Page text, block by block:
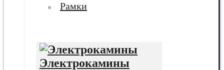
Рамки
Электрокамины